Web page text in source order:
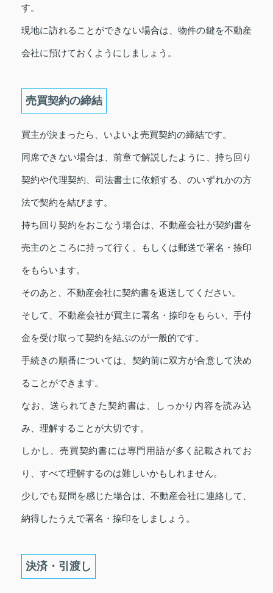
す。
現地に訪れることができない場合は、物件の鍵を不動産
会社に預けておくようにしましょう。
売買契約の締結
買主が決まったら、いよいよ売買契約の締結です。
同席できない場合は、前章で解説したように、持ち回り
契約や代理契約、司法書士に依頼する、のいずれかの方
法で契約を結びます。
持ち回り契約をおこなう場合は、不動産会社が契約書を
売主のところに持って行く、もしくは郵送で署名・捺印
をもらいます。
そのあと、不動産会社に契約書を返送してください。
そして、不動産会社が買主に署名・捺印をもらい、手付
金を受け取って契約を結ぶのが一般的です。
手続きの順番については、契約前に双方が合意して決め
ることができます。
なお、送られてきた契約書は、しっかり内容を読み込
み、理解することが大切です。
しかし、売買契約書には専門用語が多く記載されてお
り、すべて理解するのは難しいかもしれません。
少しでも疑問を感じた場合は、不動産会社に連絡して、
納得したうえで署名・捺印をしましょう。
決済・引渡し